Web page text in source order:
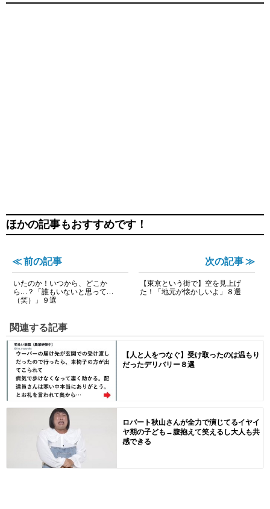
ほかの記事もおすすめです！
≪ 前の記事
いたのか！いつから、どこか
ら…？「誰もいないと思って…
（笑）」９選
次の記事 ≫
【東京という街で】空を見上げ
た！「地元が懐かしいよ」８選
関連する記事
【人と人をつなぐ】受け取ったのは温もり
だったデリバリー８選
ロバート秋山さんが全力で演じてるイヤイ
ヤ期の子ども→腹抱えて笑えるし大人も共
感できる